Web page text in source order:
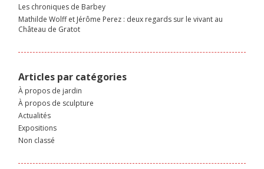
Les chroniques de Barbey
Mathilde Wolff et Jérôme Perez : deux regards sur le vivant au
Château de Gratot
Articles par catégories
À propos de jardin
À propos de sculpture
Actualités
Expositions
Non classé